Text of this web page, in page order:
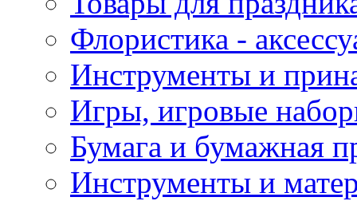
Флористика -
Инструменты и
Игры, игровые
Бумага и бумажная
Инструменты и